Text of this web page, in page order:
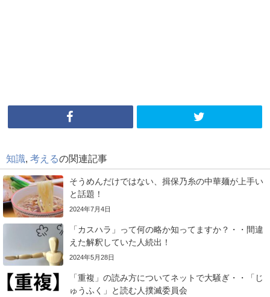
知識, 考えるの関連記事
そうめんだけではない、揖保乃糸の中華麺が上手い
と話題！
2024年7月4日
「カスハラ」って何の略か知ってますか？・・間違
えた解釈していた人続出！
2024年5月28日
「重複」の読み方についてネットで大騒ぎ・・「じ
ゅうふく」と読む人撲滅委員会